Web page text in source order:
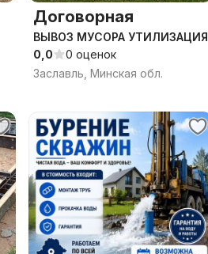
Договорная
ВЫВОЗ МУСОРА УТИЛИЗАЦИЯ
0,0
0 оценок
Заславль, Минская обл.